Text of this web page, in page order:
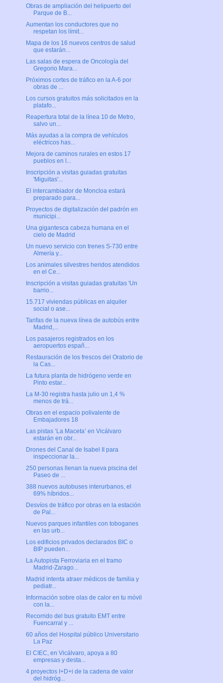
Obras de ampliación del helipuerto del
Parque de B...
Aumentan los conductores que no
respetan los límit...
Mapa de los 16 nuevos centros de salud
que estarán...
Las salas de espera de Oncología del
Gregorio Mara...
Próximos cortes de tráfico en la A-6 por
obras de ...
Los cursos gratuitos más solicitados en la
platafo...
Reapertura total de la línea 10 de Metro,
salvo un...
Más ayudas a la compra de vehículos
eléctricos has...
Mejora de caminos rurales en estos 17
pueblos en l...
Inscripción a visitas guiadas gratuitas
'Miguitas'...
El intercambiador de Moncloa estará
preparado para...
Proyectos de digitalización del padrón en
municipi...
Una gigantesca cabeza humana en el
cielo de Madrid
Un nuevo servicio con trenes S-730 entre
Almería y...
Los animales silvestres heridos atendidos
en el Ce...
Inscripción a visitas guiadas gratuitas 'Un
barrio...
15.717 viviendas públicas en alquiler
social o ase...
Tarifas de la nueva línea de autobús entre
Madrid,...
Los pasajeros registrados en los
aeropuertos españ...
Restauración de los frescos del Oratorio de
la Cas...
La futura planta de hidrógeno verde en
Pinto estar...
La M-30 registra hasta julio un 1,4 %
menos de trá...
Obras en el espacio polivalente de
Embajadores 18
Las pistas ‘La Maceta’ en Vicálvaro
estarán en obr...
Drones del Canal de Isabel II para
inspeccionar la...
250 personas llenan la nueva piscina del
Paseo de ...
388 nuevos autobuses interurbanos, el
69% híbridos...
Desvíos de tráfico por obras en la estación
de Pal...
Nuevos parques infantiles con toboganes
en las urb...
Los edificios privados declarados BIC o
BIP pueden...
La Autopista Ferroviaria en el tramo
Madrid-Zarago...
Madrid intenta atraer médicos de familia y
pediatr...
Información sobre olas de calor en tu móvil
con la...
Recorrido del bus gratuito EMT entre
Fuencarral y ...
60 años del Hospital público Universitario
La Paz
El CIEC, en Vicálvaro, apoya a 80
empresas y desta...
4 proyectos I+D+i de la cadena de valor
del hidróg...